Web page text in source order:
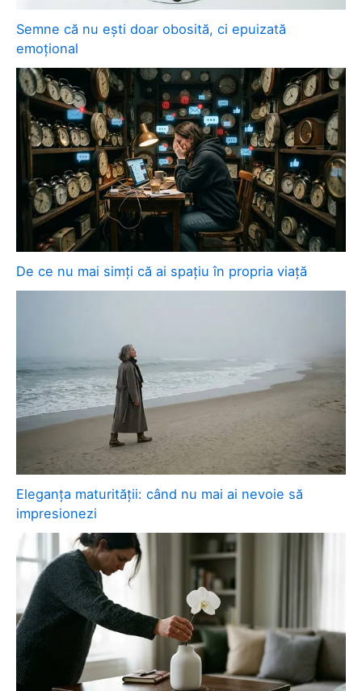
Semne că nu ești doar obosită, ci epuizată
emoțional
De ce nu mai simți că ai spațiu în propria viață
Eleganța maturității: când nu mai ai nevoie să
impresionezi